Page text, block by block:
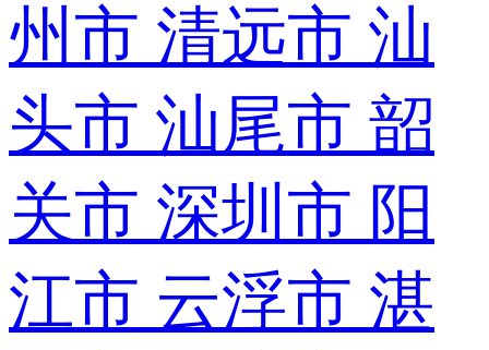
州市 清远市 汕
头市 汕尾市 韶
关市 深圳市 阳
江市 云浮市 湛